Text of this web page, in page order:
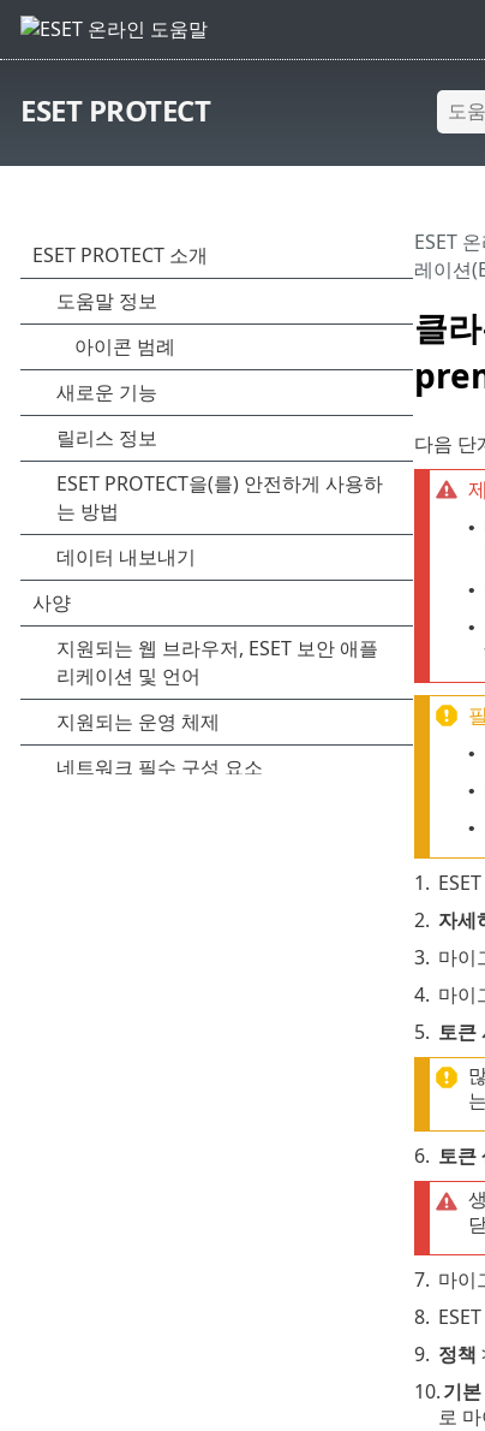
ESET PROTECT
클
ESET
레이션
다음 단
•
•
•
•
•
•
1.
2. 자세
3. 마이
4. 마이
5. 토큰
6. 토큰
7. 마이
8.
9. 정책
10.기본
로